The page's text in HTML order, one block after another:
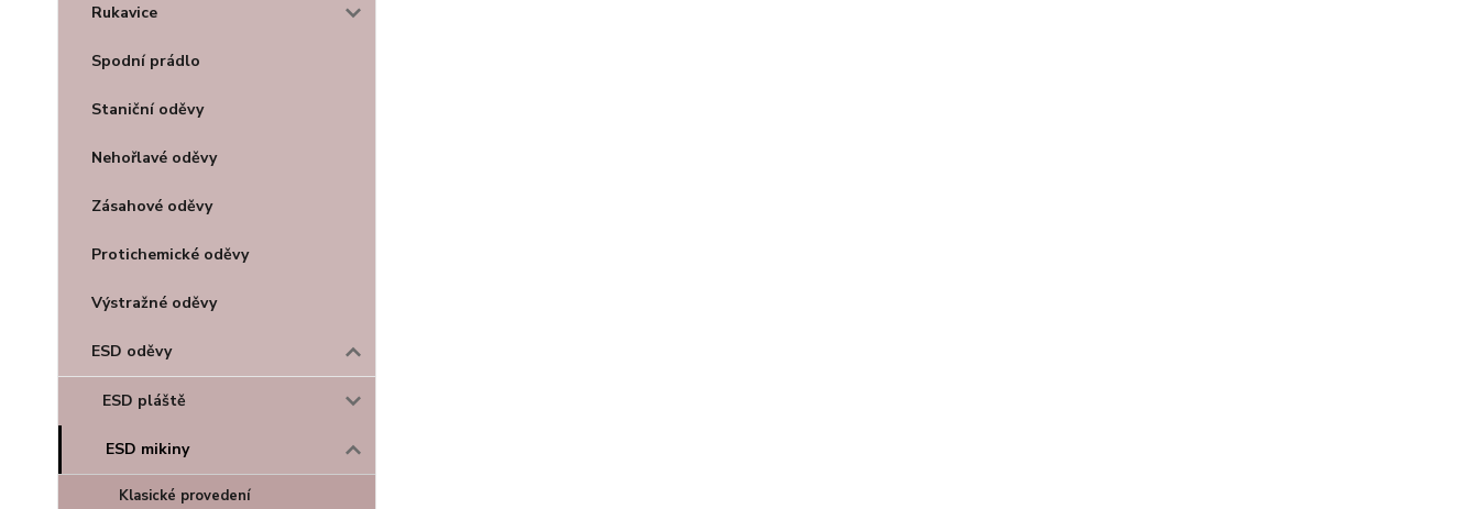
Rukavice
Spodní prádlo
Staniční oděvy
Nehořlavé oděvy
Zásahové oděvy
Protichemické oděvy
Výstražné oděvy
ESD oděvy
ESD pláště
ESD mikiny
Klasické provedení